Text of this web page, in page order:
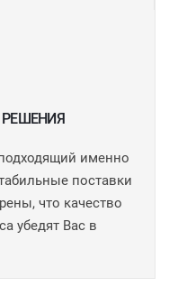
именно
поставки
что качество
убедят Вас в